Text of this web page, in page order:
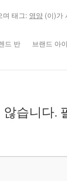
며 태그: 영양 (이)가
드 반
브랜드 아
습니다.